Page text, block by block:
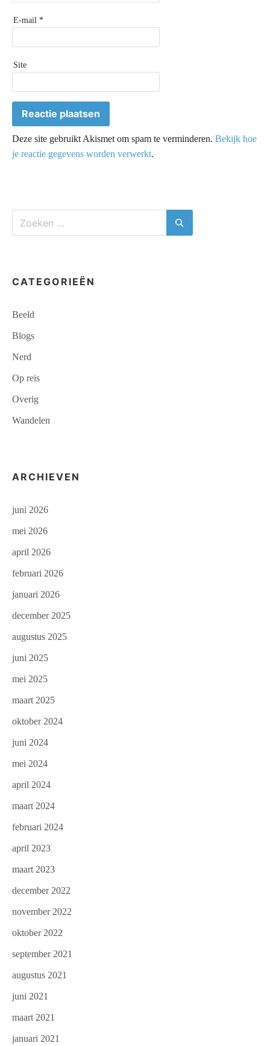
E-mail *
Site
Deze site gebruikt Akismet om spam te verminderen. Bekijk hoe
je reactie gegevens worden verwerkt.
Zoeken
naar:
Zoeken
CATEGORIEËN
Beeld
Blogs
Nerd
Op reis
Overig
Wandelen
ARCHIEVEN
juni 2026
mei 2026
april 2026
februari 2026
januari 2026
december 2025
augustus 2025
juni 2025
mei 2025
maart 2025
oktober 2024
juni 2024
mei 2024
april 2024
maart 2024
februari 2024
april 2023
maart 2023
december 2022
november 2022
oktober 2022
september 2021
augustus 2021
juni 2021
maart 2021
januari 2021